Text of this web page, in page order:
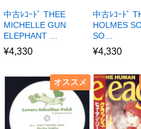
中古ﾚｺｰﾄﾞ THEE
MICHELLE GUN
ELEPHANT …
¥4,330
中古ﾚｺｰﾄﾞ
HOLMES
SO…
¥4,330
オススメ